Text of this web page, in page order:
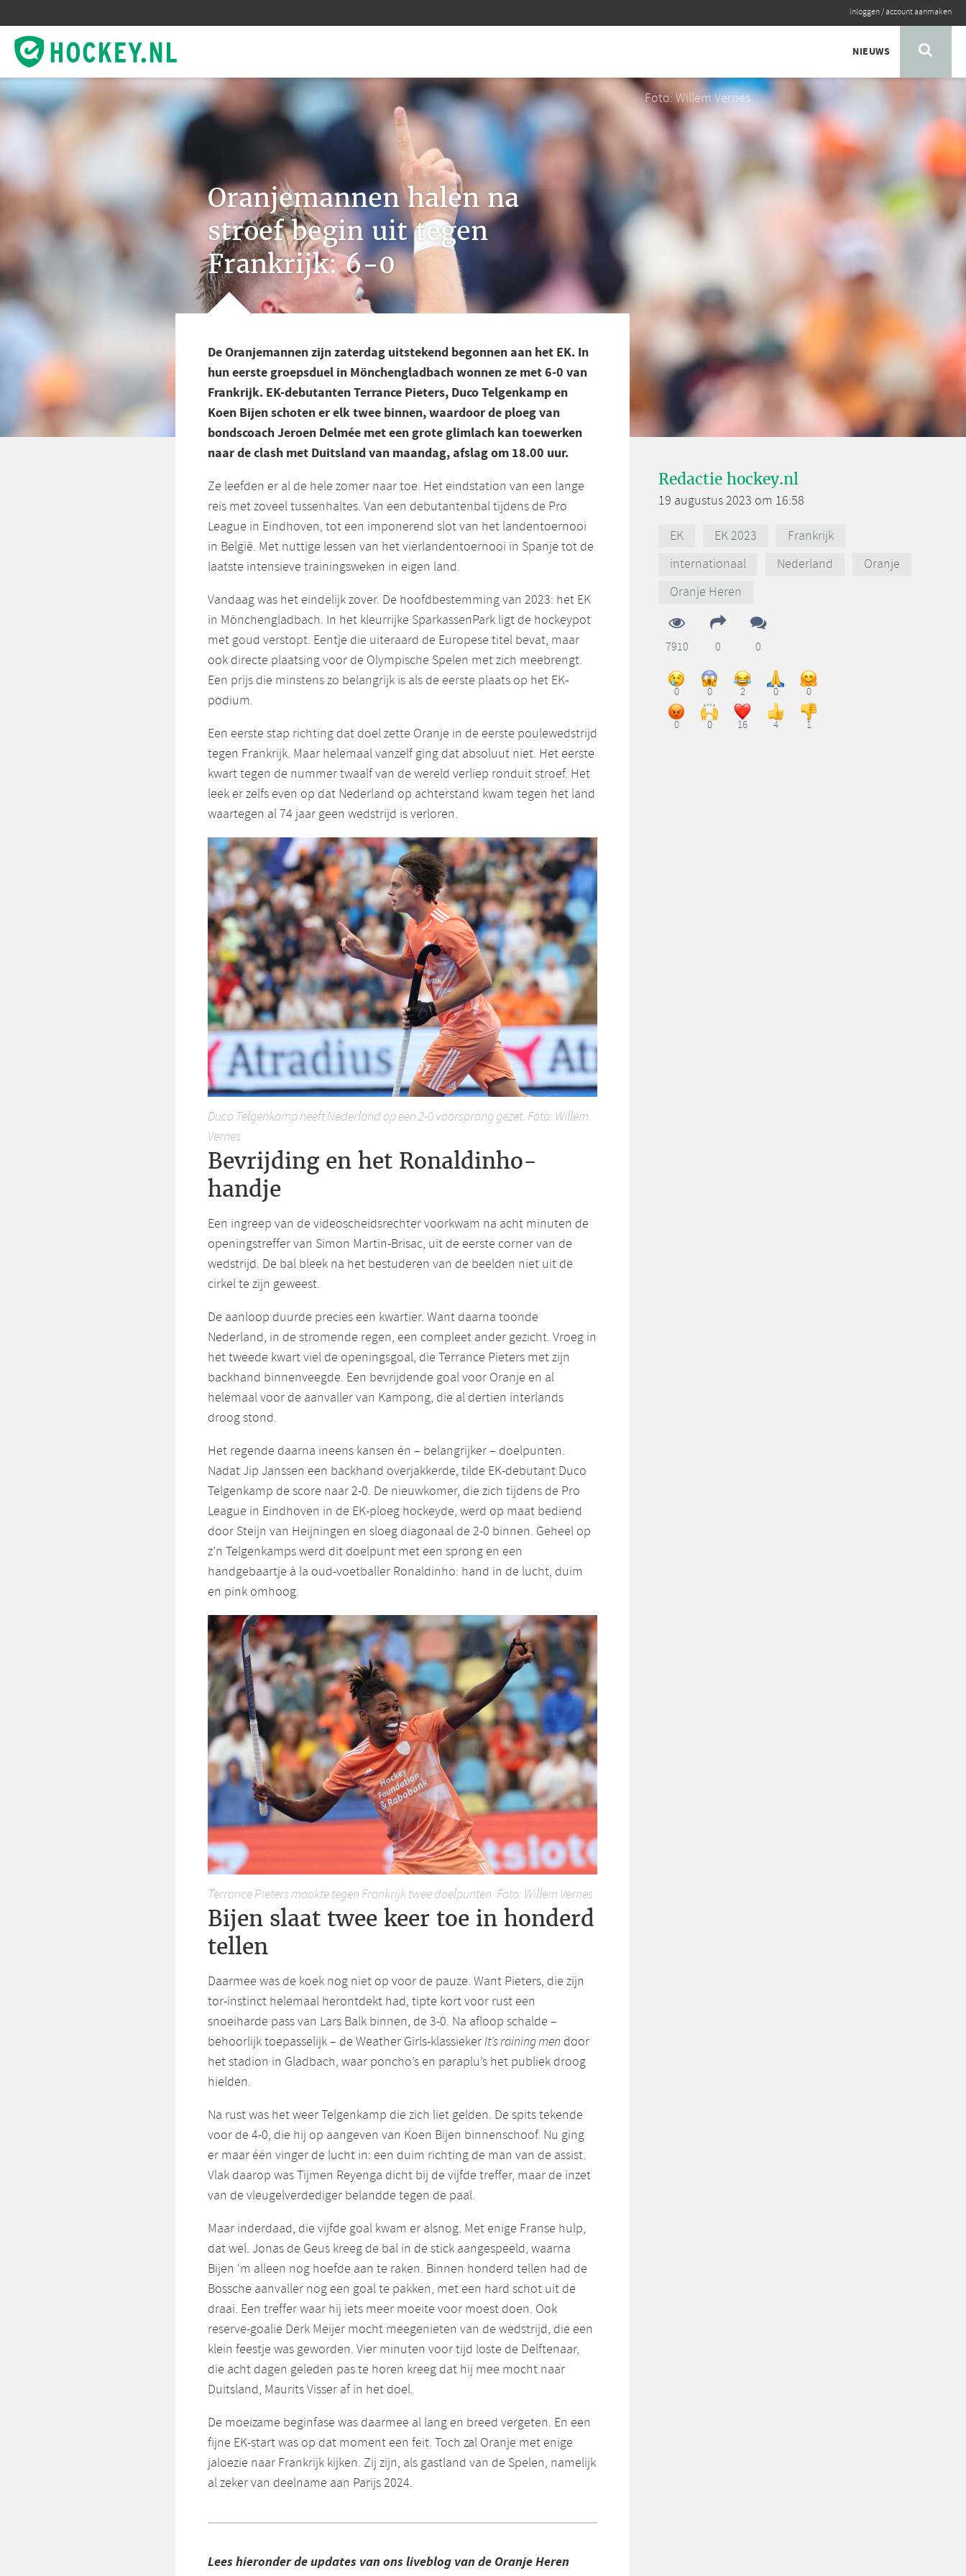
inloggen/account aanmaken
NIEUWS
Foto: Willem Vernes
Oranjemannen halen na
stroef begin uit tegen
Frankrijk: 6-0
De Oranjemannen zijn zaterdag uitstekend begonnen aan het EK. In
hun eerste groepsduel in Mönchengladbach wonnen ze met 6-0 van
Frankrijk. EK-debutanten Terrance Pieters, Duco Telgenkamp en
Koen Bijen schoten er elk twee binnen, waardoor de ploeg van
bondscoach Jeroen Delmée met een grote glimlach kan toewerken
naar de clash met Duitsland van maandag, afslag om 18.00 uur.
Ze leefden er al de hele zomer naar toe. Het eindstation van een lange
reis met zoveel tussenhaltes. Van een debutantenbal tijdens de Pro
League in Eindhoven, tot een imponerend slot van het landentoernooi
in België. Met nuttige lessen van het vierlandentoernooi in Spanje tot de
laatste intensieve trainingsweken in eigen land.
Vandaag was het eindelijk zover. De hoofdbestemming van 2023: het EK
in Mönchengladbach. In het kleurrijke SparkassenPark ligt de hockeypot
met goud verstopt. Eentje die uiteraard de Europese titel bevat, maar
ook directe plaatsing voor de Olympische Spelen met zich meebrengt.
Een prijs die minstens zo belangrijk is als de eerste plaats op het EK-
podium.
Een eerste stap richting dat doel zette Oranje in de eerste poulewedstrijd
tegen Frankrijk. Maar helemaal vanzelf ging dat absoluut niet. Het eerste
kwart tegen de nummer twaalf van de wereld verliep ronduit stroef. Het
leek er zelfs even op dat Nederland op achterstand kwam tegen het land
waartegen al 74 jaar geen wedstrijd is verloren.
Duco Telgenkamp heeft Nederland op een 2-0 voorsprong gezet. Foto: Willem
Vernes
Bevrijding en het Ronaldinho-
handje
Een ingreep van de videoscheidsrechter voorkwam na acht minuten de
openingstreffer van Simon Martin-Brisac, uit de eerste corner van de
wedstrijd. De bal bleek na het bestuderen van de beelden niet uit de
cirkel te zijn geweest.
De aanloop duurde precies een kwartier. Want daarna toonde
Nederland, in de stromende regen, een compleet ander gezicht. Vroeg in
het tweede kwart viel de openingsgoal, die Terrance Pieters met zijn
backhand binnenveegde. Een bevrijdende goal voor Oranje en al
helemaal voor de aanvaller van Kampong, die al dertien interlands
droog stond.
Het regende daarna ineens kansen én – belangrijker – doelpunten.
Nadat Jip Janssen een backhand overjakkerde, tilde EK-debutant Duco
Telgenkamp de score naar 2-0. De nieuwkomer, die zich tijdens de Pro
League in Eindhoven in de EK-ploeg hockeyde, werd op maat bediend
door Steijn van Heijningen en sloeg diagonaal de 2-0 binnen. Geheel op
z’n Telgenkamps werd dit doelpunt met een sprong en een
handgebaartje à la oud-voetballer Ronaldinho: hand in de lucht, duim
en pink omhoog.
Terrance Pieters maakte tegen Frankrijk twee doelpunten. Foto: Willem Vernes
Bijen slaat twee keer toe in honderd
tellen
Daarmee was de koek nog niet op voor de pauze. Want Pieters, die zijn
tor-instinct helemaal herontdekt had, tipte kort voor rust een
snoeiharde pass van Lars Balk binnen, de 3-0. Na afloop schalde –
behoorlijk toepasselijk – de Weather Girls-klassiekerIt’s raining men door
het stadion in Gladbach, waar poncho’s en paraplu’s het publiek droog
hielden.
Na rust was het weer Telgenkamp die zich liet gelden. De spits tekende
voor de 4-0, die hij op aangeven van Koen Bijen binnenschoof. Nu ging
er maar één vinger de lucht in: een duim richting de man van de assist.
Vlak daarop was Tijmen Reyenga dicht bij de vijfde treffer, maar de inzet
van de vleugelverdediger belandde tegen de paal.
Maar inderdaad, die vijfde goal kwam er alsnog. Met enige Franse hulp,
dat wel. Jonas de Geus kreeg de bal in de stick aangespeeld, waarna
Bijen ‘m alleen nog hoefde aan te raken. Binnen honderd tellen had de
Bossche aanvaller nog een goal te pakken, met een hard schot uit de
draai. Een treffer waar hij iets meer moeite voor moest doen. Ook
reserve-goalie Derk Meijer mocht meegenieten van de wedstrijd, die een
klein feestje was geworden. Vier minuten voor tijd loste de Delftenaar,
die acht dagen geleden pas te horen kreeg dat hij mee mocht naar
Duitsland, Maurits Visser af in het doel.
De moeizame beginfase was daarmee al lang en breed vergeten. En een
fijne EK-start was op dat moment een feit. Toch zal Oranje met enige
jaloezie naar Frankrijk kijken. Zij zijn, als gastland van de Spelen, namelijk
al zeker van deelname aan Parijs 2024.
Lees hieronder de updates van ons liveblog van de Oranje Heren
Redactie hockey.nl
19 augustus 2023 om 16:58
EK EK 2023
Frankrijk
internationaal
Nederland
Oranje
Oranje Heren
7910 0 0
0 0 2 0 0
0 0 16 4 1